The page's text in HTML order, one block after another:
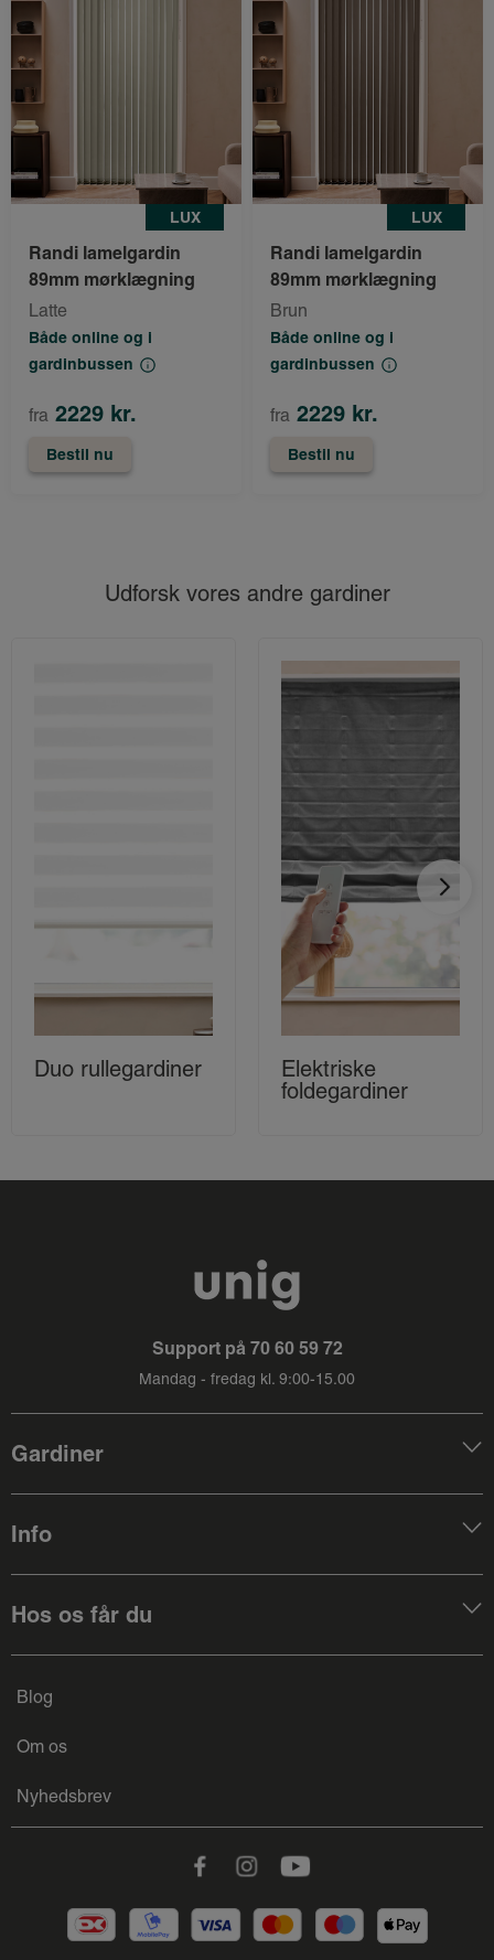
LUX
Randi lamelgardin
89mm mørklægning
Latte
Både online og i
gardinbussen
fra 2229 kr.
Bestil nu
LUX
Randi lamelgardin
89mm mørklægning
Brun
Både online og i
gardinbussen
fra 2229 kr.
Bestil nu
Udforsk vores andre gardiner
Duo rullegardiner
Elektriske
foldegardiner
Support på 70 60 59 72
Mandag - fredag kl. 9:00-15.00
Gardiner
Info
Hos os får du
Blog
Om os
Nyhedsbrev
FacebookInstagramYoutube